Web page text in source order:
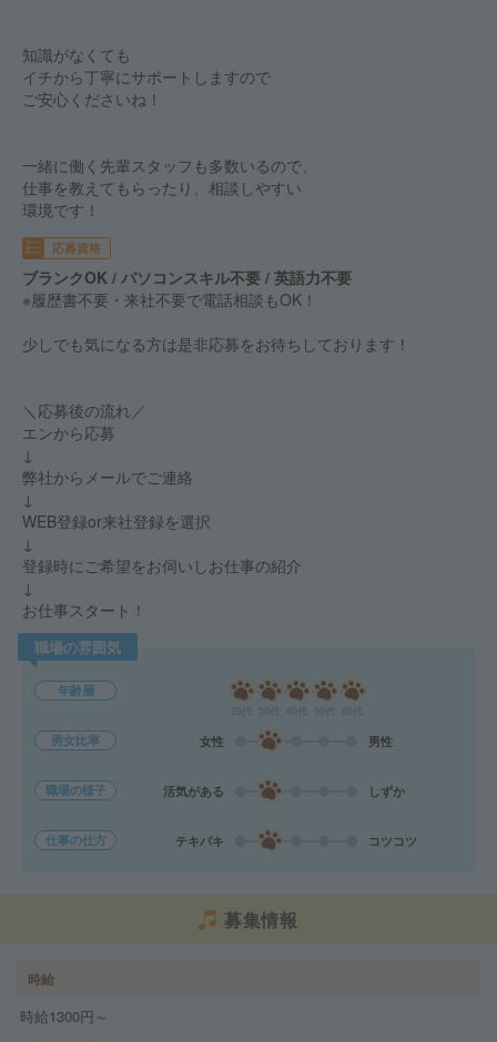
知識がなくても
イチから丁寧にサポートしますので
ご安心くださいね！
一緒に働く先輩スタッフも多数いるので、
仕事を教えてもらったり、相談しやすい
環境です！
応募資格
ブランクOK / パソコンスキル不要 / 英語力不要
※履歴書不要・来社不要で電話相談もOK！
少しでも気になる方は是非応募をお待ちしております！
＼応募後の流れ／
エンから応募
↓
弊社からメールでご連絡
↓
WEB登録or来社登録を選択
↓
登録時にご希望をお伺いしお仕事の紹介
↓
お仕事スタート！
職場の雰囲気
年齢層
男女比率 女性 男性
職場の様子 活気がある しずか
仕事の仕方 テキパキ コツコツ
募集情報
時給
時給1300円～